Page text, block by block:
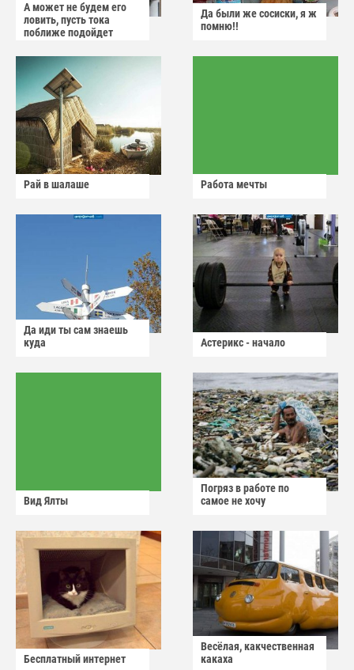
А может не будем его
ловить, пусть тока
поближе подойдет
Да были же сосиски, я ж
помню!!
Рай в шалаше Работа мечты
Да иди ты сам знаешь
куда
Астерикс - начало
Вид Ялты
Погряз в работе по
самое не хочу
Бесплатный интернет
Весёлая, какчественная
какаха